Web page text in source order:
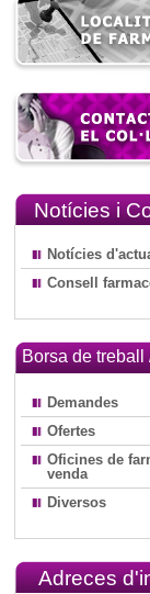
Notícies i
Notícies
Consell
Borsa de treball
Demandes
Ofertes
Oficines de
venda
Diversos
Adreces